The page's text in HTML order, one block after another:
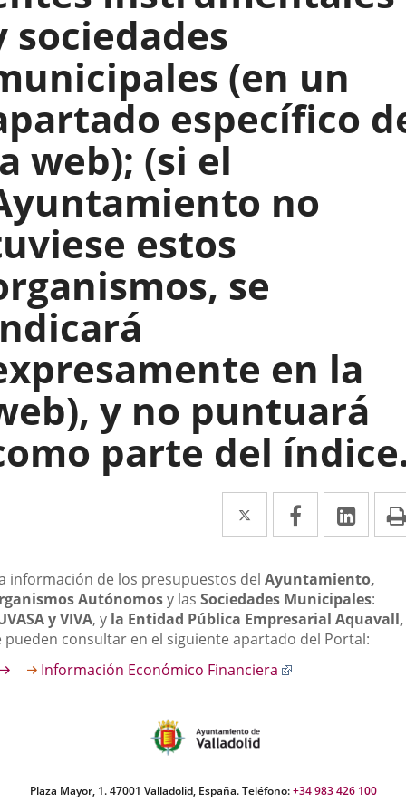
sociedades
(en un
específico
web); (si el
no
estos
se
en la
y no puntuará
parte del
Twitter
Enlace
a
una
aplicación
externa.
Facebook
Enlace
a
una
aplicación
externa.
a
una
información de los presupuestos del Ayuntamiento,
Autónomosy las Sociedades Municipales:
y VIVA, y la Entidad Pública Empresarial Aquavall,
pueden consultar en el siguiente apartado del Portal:
Información Económico Financiera
Plaza Mayor, 1. 47001 Valladolid, España. Teléfono:+34 983 426 100